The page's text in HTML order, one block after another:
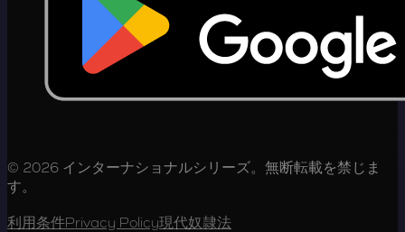
© 2026 インターナショナルシリーズ。無断転載を禁じま
す。
利用条件Privacy Policy現代奴隷法